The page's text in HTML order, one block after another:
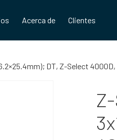
Acerca de Clientes
DT, Z-Select